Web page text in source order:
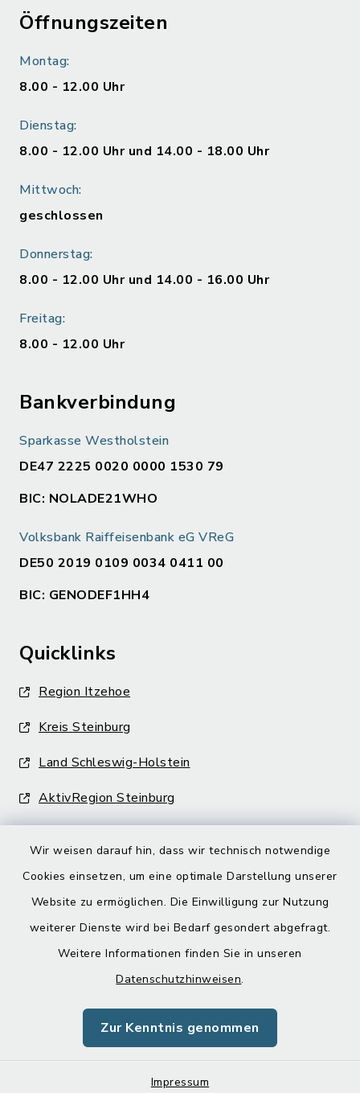
Wir weisen darauf hin, dass wir technisch notwendige
Cookies einsetzen, um eine optimale Darstellung unserer
Website zu ermöglichen. Die Einwilligung zur Nutzung
weiterer Dienste wird bei Bedarf gesondert abgefragt.
Weitere Informationen finden Sie in unseren
Datenschutzhinweisen.
Zur Kenntnis genommen
Impressum
Öffnungszeiten
Montag:
8.00 - 12.00 Uhr
Dienstag:
8.00 - 12.00 Uhr und 14.00 - 18.00 Uhr
Mittwoch:
geschlossen
Donnerstag:
8.00 - 12.00 Uhr und 14.00 - 16.00 Uhr
Freitag:
8.00 - 12.00 Uhr
Bankverbindung
Sparkasse Westholstein
DE47 2225 0020 0000 1530 79
BIC: NOLADE21WHO
Volksbank Raiffeisenbank eG VReG
DE50 2019 0109 0034 0411 00
BIC: GENODEF1HH4
Quicklinks
Region Itzehoe
Kreis Steinburg
Land Schleswig-Holstein
AktivRegion Steinburg
Barrierefreiheit
Impressum
Sitemap